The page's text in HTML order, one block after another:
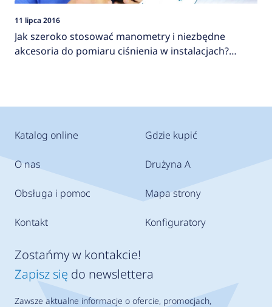
11 lipca 2016
Jak szeroko stosować manometry i niezbędne
akcesoria do pomiaru ciśnienia w instalacjach?
Katalog online
O nas
Obsługa i pomoc
Kontakt
Gdzie kupić
Drużyna A
Mapa strony
Konfiguratory
Zostańmy w kontakcie!
Zapisz się do newslettera
Zawsze aktualne informacje o ofercie, promocjach,